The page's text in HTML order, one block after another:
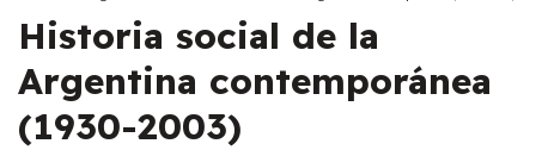
Historia social de la
Argentina contemporánea
(1930-2003)